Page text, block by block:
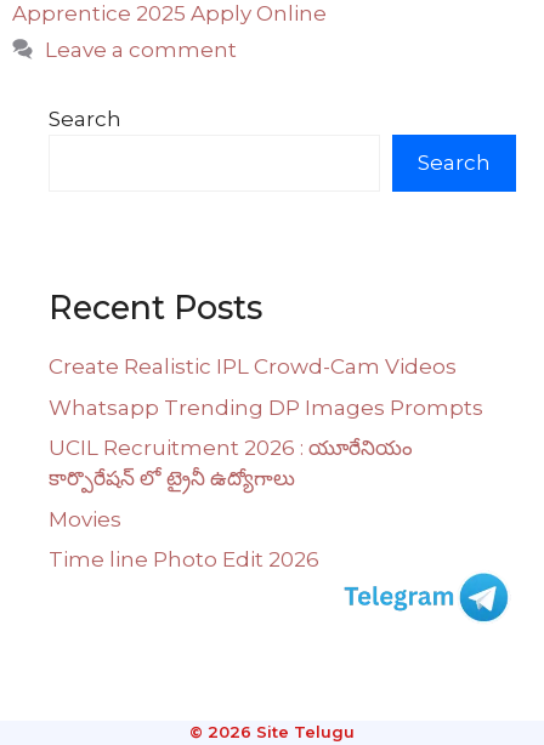
Apprentice 2025 Apply Online
Leave a comment
Search
Search
Recent Posts
Create Realistic IPL Crowd-Cam Videos
Whatsapp Trending DP Images Prompts
UCIL Recruitment 2026 : యూరేనియం
కార్పొరేషన్ లో ట్రైనీ ఉద్యోగాలు
Movies
Time line Photo Edit 2026
© 2026 Site Telugu